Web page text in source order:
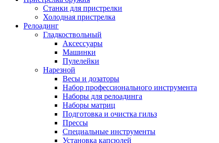
Станки для пристрелки
Холодная пристрелка
Релоадинг
Гладкоствольный
Аксессуары
Машинки
Пулелейки
Нарезной
Весы и дозаторы
Набор профессионального инструмента
Наборы для релоадинга
Наборы матриц
Подготовка и очистка гильз
Прессы
Специальные инструменты
Установка капсюлей